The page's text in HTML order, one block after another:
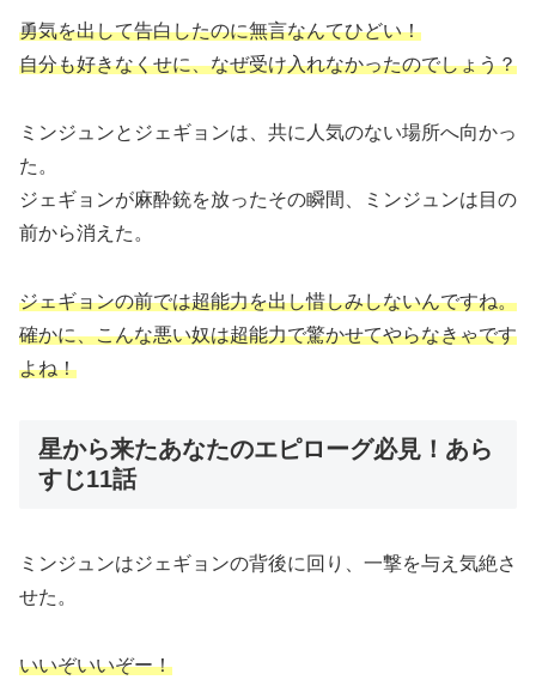
勇気を出して告白したのに無言なんてひどい！
自分も好きなくせに、なぜ受け入れなかったのでしょう？
ミンジュンとジェギョンは、共に人気のない場所へ向かっ
た。
ジェギョンが麻酔銃を放ったその瞬間、ミンジュンは目の
前から消えた。
ジェギョンの前では超能力を出し惜しみしないんですね。
確かに、こんな悪い奴は超能力で驚かせてやらなきゃです
よね！
星から来たあなたのエピローグ必見！あら
すじ11話
ミンジュンはジェギョンの背後に回り、一撃を与え気絶さ
せた。
いいぞいいぞー！